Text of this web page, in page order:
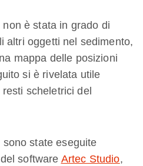
è stata in grado di
altri oggetti nel sedimento,
mappa delle posizioni
si è rivelata utile
scheletrici del
state eseguite
software Artec Studio,